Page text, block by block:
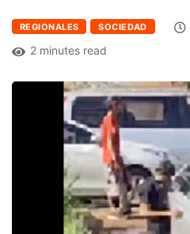
REGIONALES SOCIEDAD
2 minutes read